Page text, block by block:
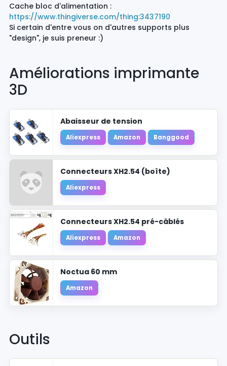
Cache bloc d'alimentation :
https://www.thingiverse.com/thing:3437190
Si certain d'entre vous on d'autres supports plus
"design", je suis preneur :)
Améliorations imprimante
3D
Abaisseur de tension
Aliexpress Amazon Banggood
Connecteurs XH2.54 (boîte)
Aliexpress
Connecteurs XH2.54 pré-câblés
Aliexpress Amazon
Noctua 60 mm
Amazon
Outils